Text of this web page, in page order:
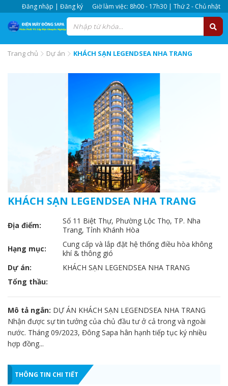
Đăng nhập | Đăng ký Giờ làm việc: 8h00 - 17h30 | Thứ 2 - Chủ nhật
Trang chủ Dự án KHÁCH SẠN LEGENDSEA NHA TRANG
KHÁCH SẠN LEGENDSEA NHA TRANG
Địa điểm:
Số 11 Biệt Thự, Phường Lộc Thọ, TP. Nha
Trang, Tỉnh Khánh Hòa
Hạng mục:
Cung cấp và lắp đặt hệ thống điều hòa không
khí & thông gió
Dự án:
KHÁCH SẠN LEGENDSEA NHA TRANG
Tổng thầu:
Mô tả ngắn: DỰ ÁN KHÁCH SẠN LEGENDSEA NHA TRANG
Nhận được sự tin tưởng của chủ đầu tư ở cả trong và ngoài
nước. Tháng 09/2023, Đông Sapa hân hạnh tiếp tục ký nhiều
hợp đồng...
THÔNG TIN CHI TIẾT